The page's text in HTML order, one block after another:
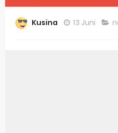
Keytweak
Kusina 13 Juni